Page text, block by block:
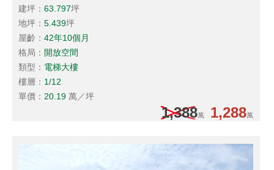
建坪：63.797坪
地坪：5.439坪
屋齡：42年10個月
格局： 開放空間
類型： 電梯大樓
樓層： 1/12
單價：20.19 萬／坪
1,388萬 1,288萬